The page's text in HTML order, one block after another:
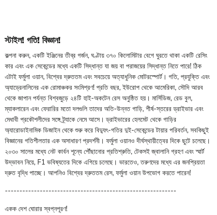
স্টাইল! গতি! বিজ্ঞান!
কল্পনা করুন, একটি ইঞ্জিনের তীব্র গর্জন, ঘণ্টায় ৩৭০ কিলোমিটার বেগে ঘুরতে থাকা একটি রেসিং
কার এবং এক সেকেন্ডের মধ্যে একটি সিদ্ধান্ত যা জয় বা পরাজয়ের সিদ্ধান্ত নিতে পারে! ঠিক
এটাই ফর্মুলা ওয়ান, বিশ্বের দ্রুততম এবং সবচেয়ে অত্যাধুনিক মোটরস্পোর্ট। গতি, প্রযুক্তি এবং
অ্যাড্রেনালিনের এক রোমাঞ্চকর সংমিশ্রণ! প্রতি বছর, ইউরোপ থেকে আমেরিকা, সৌদি আরব
থেকে জাপান পর্যন্ত বিশ্বজুড়ে ২৪টি হাই-অকটেন রেস অনুষ্ঠিত হয়। মার্সিডিজ, রেড বুল,
ম্যাকলারেন এবং ফেরারির মতো দলগুলি তাদের অতি-উন্নত গাড়ি, শীর্ষ-স্তরের ড্রাইভার এবং
মেধাবী প্রকৌশলীদের সঙ্গে ট্র্যাকে নেমে আসে। ড্রাইভারের হেলমেট থেকে গাড়ির
অ্যারোডাইনামিক ডিজাইন থেকে শুরু করে বিদ্যুৎ-গতির দুই-সেকেন্ডের টায়ার পরিবর্তন, সবকিছুই
বিজ্ঞানের গতিশীলতার এক অসাধারণ প্রদর্শনী। ফর্মুলা ওয়ানও দীর্ঘস্থায়ীত্বের দিকে ছুটে চলেছে।
২০৩০ সালের মধ্যে নেট কার্বন শূন্যে পৌঁছানোর প্রতিশ্রুতি, টেকসই জ্বালানি গ্রহণ এবং স্মার্ট
উদ্ভাবন নিয়ে, F1 ভবিষ্যতের দিকে এগিয়ে চলেছে। ভারতেও, তরুণদের মধ্যে এর জনপ্রিয়তা
দ্রুত বৃদ্ধি পাচ্ছে। আপনিও বিশ্বের দ্রুততম রেস, ফর্মুলা ওয়ান উপভোগ করতে পারেন!
-----------------------------------------------------------
একক দেশ ঘোরার স্বপ্নপূরণ!